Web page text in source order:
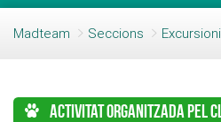
Madteam Seccions
Activitat organitzada pel